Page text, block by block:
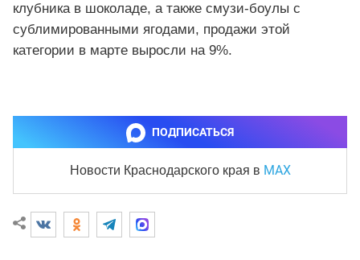
клубника в шоколаде, а также смузи-боулы с
сублимированными ягодами, продажи этой
категории в марте выросли на 9%.
ПОДПИСАТЬСЯ
Новости Краснодарского края в MAX